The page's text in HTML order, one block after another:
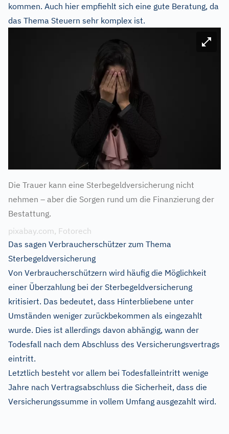
kommen. Auch hier empfiehlt sich eine gute Beratung, da
das Thema Steuern sehr komplex ist.
Bild
Die Trauer kann eine Sterbegeldversicherung nicht
nehmen – aber die Sorgen rund um die Finanzierung der
Bestattung.
pixabay.com, Fotorech
Das sagen Verbraucherschützer zum Thema
Sterbegeldversicherung
Von Verbraucherschützern wird häufig die Möglichkeit
einer Überzahlung bei der Sterbegeldversicherung
kritisiert. Das bedeutet, dass Hinterbliebene unter
Umständen weniger zurückbekommen als eingezahlt
wurde. Dies ist allerdings davon abhängig, wann der
Todesfall nach dem Abschluss des Versicherungsvertrags
eintritt.
Letztlich besteht vor allem bei Todesfalleintritt wenige
Jahre nach Vertragsabschluss die Sicherheit, dass die
Versicherungssumme in vollem Umfang ausgezahlt wird.